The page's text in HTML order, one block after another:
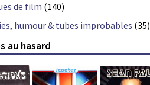
de film (140)
humour & tubes improbables (35)
au hasard